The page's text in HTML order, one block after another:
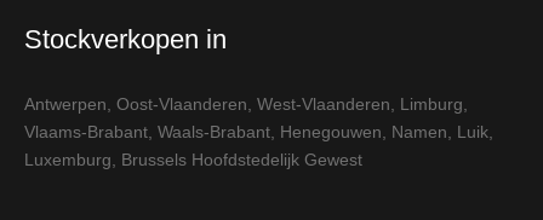
Stockverkopen in
Antwerpen, Oost-Vlaanderen, West-Vlaanderen, Limburg,
Vlaams-Brabant, Waals-Brabant, Henegouwen, Namen, Luik,
Luxemburg, Brussels Hoofdstedelijk Gewest